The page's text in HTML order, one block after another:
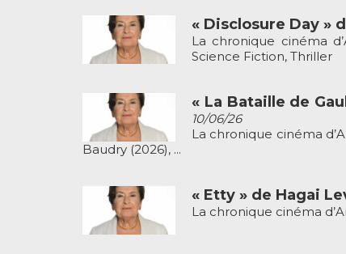
« Disclosure Day »
La chronique cinéma
Science Fiction, Thriller
« La Bataille de
10/06/26
La chronique cinéma
Baudry (2026), ...
« Etty » de Hagai
La chronique cinéma